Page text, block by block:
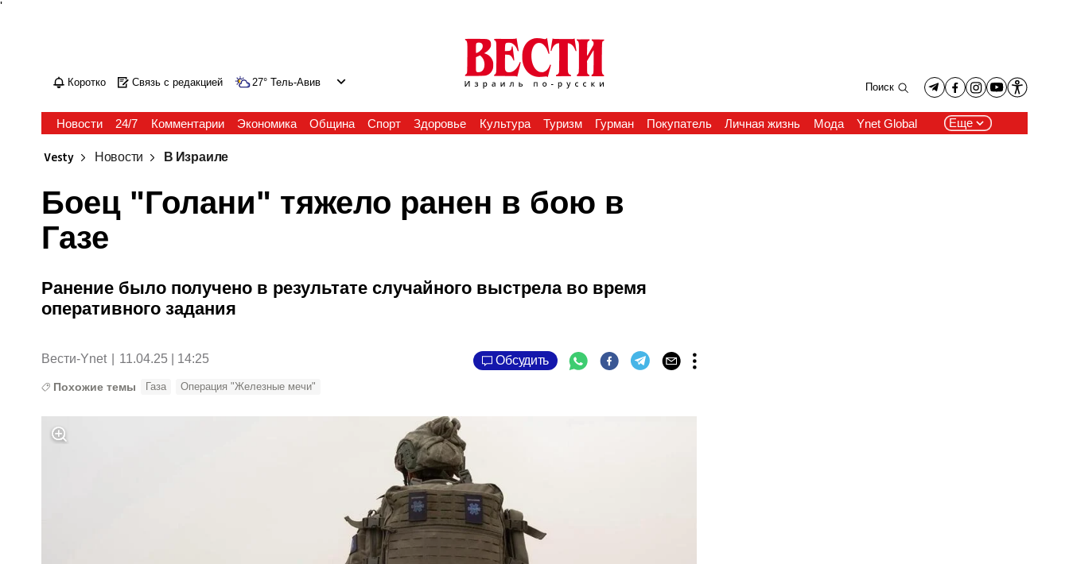
'
Коротко Связь с редакцией 27° Тель-Авив Поиск
Новости 24/7 Комментарии Экономика Община Спорт Здоровье Культура Туризм Гурман Покупатель Личная жизнь Мода Ynet Global Еще
Vesty Новости В Израиле
Боец "Голани" тяжело ранен в бою в
Газе
Ранение было получено в результате случайного выстрела во время
оперативного задания
Вести-Ynet 11.04.25 | 14:25 Обсудить
Похожие темы Газа Операция "Железные мечи"